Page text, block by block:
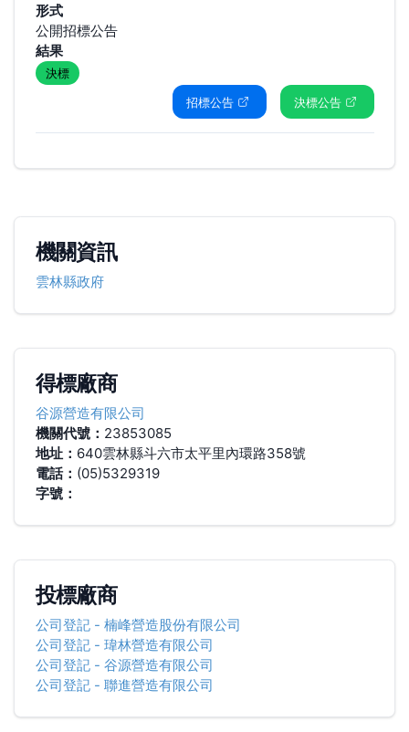
形式
公開招標公告
結果
決標
招標公告
決標公告
機關資訊
雲林縣政府
得標廠商
谷源營造有限公司
機關代號： 23853085
地址： 640雲林縣斗六市太平里內環路358號
電話： (05)5329319
字號：
投標廠商
公司登記- 楠峰營造股份有限公司
公司登記- 瑋林營造有限公司
公司登記- 谷源營造有限公司
公司登記- 聯進營造有限公司